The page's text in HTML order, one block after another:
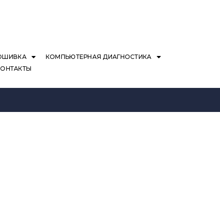
КОМПЬЮТЕРНАЯ ДИАГНОСТИКА